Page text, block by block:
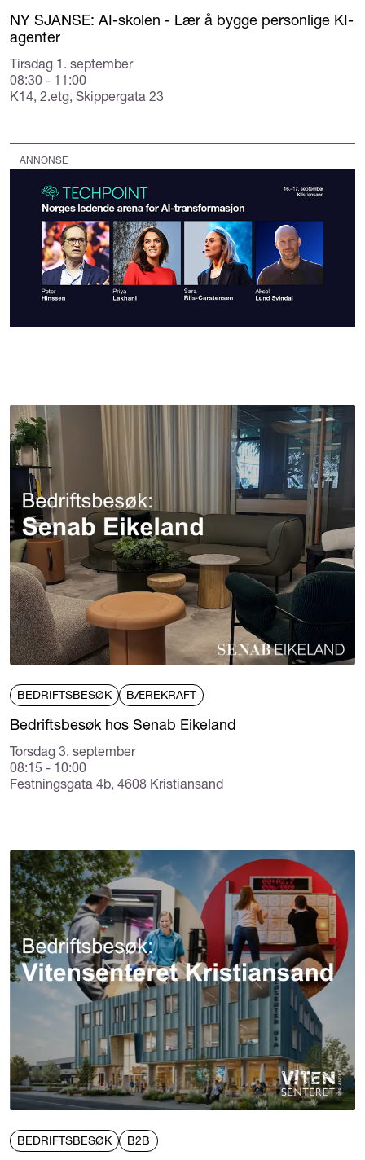
NY SJANSE: AI-skolen - Lær å bygge personlige KI-
agenter
Tirsdag 1. september
08:30 - 11:00
K14, 2.etg, Skippergata 23
ANNONSE
BEDRIFTSBESØK BÆREKRAFT
Bedriftsbesøk hos Senab Eikeland
Torsdag 3. september
08:15 - 10:00
Festningsgata 4b, 4608 Kristiansand
BEDRIFTSBESØK B2B